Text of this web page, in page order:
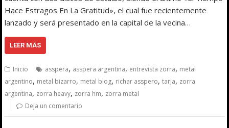
Hace Estragos En La Gratitud», el cual fue recientemente
lanzado y será presentado en la capital de la vecina…
LEER MÁS
Inicio asspera, asspera argentina, entrevista zorra, metal
argentino, metal bizarro, metal blog, richar asspero,tarja, zorra
argentina, zorra heavy, zorra hm, zorra metal
Deja un comentario